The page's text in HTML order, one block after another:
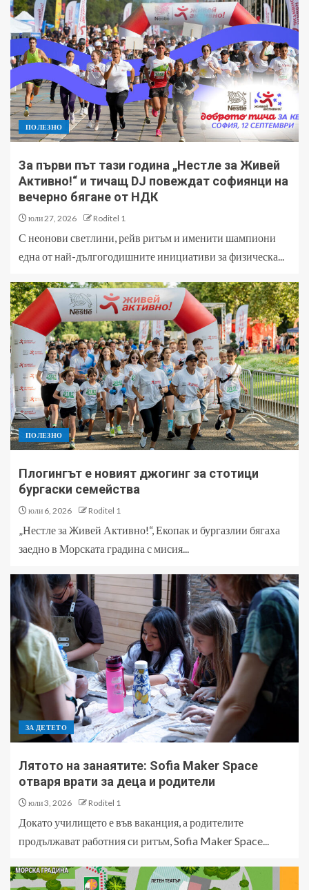
ПОЛЕЗНО
За първи път тази година „Нестле за Живей
Активно!“ и тичащ DJ повеждат софиянци на
вечерно бягане от НДК
юли 27, 2026 Roditel 1
С неонови светлини, рейв ритъм и именити шампиони
една от най-дългогодишните инициативи за физическа...
ПОЛЕЗНО
Плогингът е новият джогинг за стотици
бургаски семейства
юли 6, 2026 Roditel 1
„Нестле за Живей Активно!“, Екопак и бургазлии бягаха
заедно в Морската градина с мисия...
ЗА ДЕТЕТО
Лятото на занаятите: Sofia Maker Space
отваря врати за деца и родители
юли 3, 2026 Roditel 1
Докато училището е във ваканция, а родителите
продължават работния си ритъм, Sofia Maker Space...